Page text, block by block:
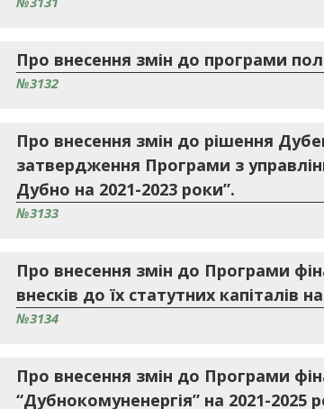
Про внесення змін до програми
№3132
Про внесення змін до рішення
затвердження Програми з
Дубно на 2021-2023 роки”.
№3133
Про внесення змін до Програми
внесків до їх статутних капіталів
№3134
Про внесення змін до Програми
“Дубнокомуненергія” на 2021-2025